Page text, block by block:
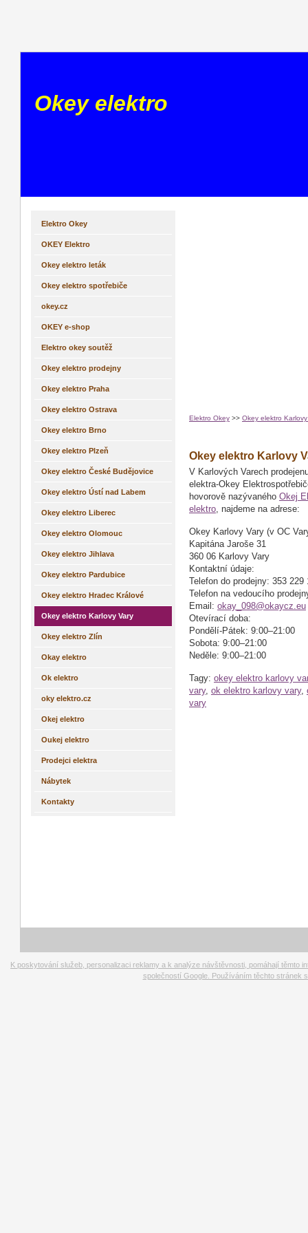
Okey elektro
Elektro Okey >> Okey elektro Karlovy
Okey elektro Karlovy
V Karlových Varech
elektra-Okey
hovorově nazývaného Okej
elektro, najdeme na adrese:
Okey Karlovy Vary (v OC
Kapitána Jaroše 31
360 06 Karlovy Vary
Kontaktní údaje:
Telefon do prodejny: 353 229
Telefon na vedoucího
Email: okay_098@okaycz.eu
Otevírací doba:
Pondělí-Pátek: 9:00–21:00
Sobota: 9:00–21:00
Neděle: 9:00–21:00
Tagy: okey elektro karlovy
vary, ok elektro karlovy vary,
vary
Elektro Okey
OKEY Elektro
Okey elektro leták
Okey elektro spotřebiče
okey.cz
OKEY e-shop
Elektro okey soutěž
Okey elektro prodejny
Okey elektro Praha
Okey elektro Ostrava
Okey elektro Brno
Okey elektro Plzeň
Okey elektro České Budějovice
Okey elektro Ústí nad Labem
Okey elektro Liberec
Okey elektro Olomouc
Okey elektro Jihlava
Okey elektro Pardubice
Okey elektro Hradec Králové
Okey elektro Karlovy Vary
Okey elektro Zlín
Okay elektro
Ok elektro
oky elektro.cz
Okej elektro
Oukej elektro
Prodejci elektra
Nábytek
Kontakty
K poskytování služeb, personalizaci reklamy a k analýze návštěvnosti, pomáhají
společností Google. Používáním těchto stránek